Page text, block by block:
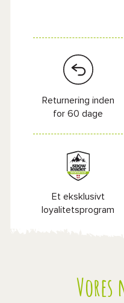
Returnering inden
for 60 dage
Et eksklusivt
loyalitetsprogram
Vores